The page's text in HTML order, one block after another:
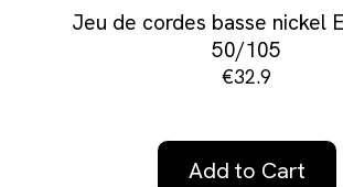
Jeu de cordes basse nickel
50/105
€32.9
Add to Cart